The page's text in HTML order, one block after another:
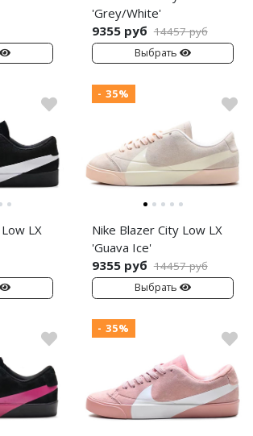
'Grey/White'
9355 руб 14457 руб
Выбрать
LX
- 35%
Nike Blazer City Low LX
'Guava Ice'
9355 руб 14457 руб
Выбрать
- 35%
350 V2